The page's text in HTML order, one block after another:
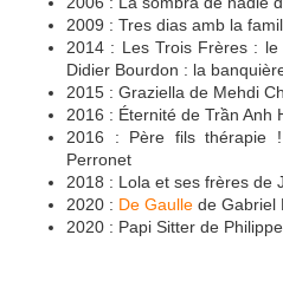
2009 : Tres dias amb la
2014 : Les Trois Frères :
Didier Bourdon : la
2015 : Graziella de Mehdi
2016 : Éternité de Trần Anh
2016 : Père fils thérapie
Perronet
2018 : Lola et ses frères de
2020 : De Gaulle de Gabriel
2020 : Papi Sitter de